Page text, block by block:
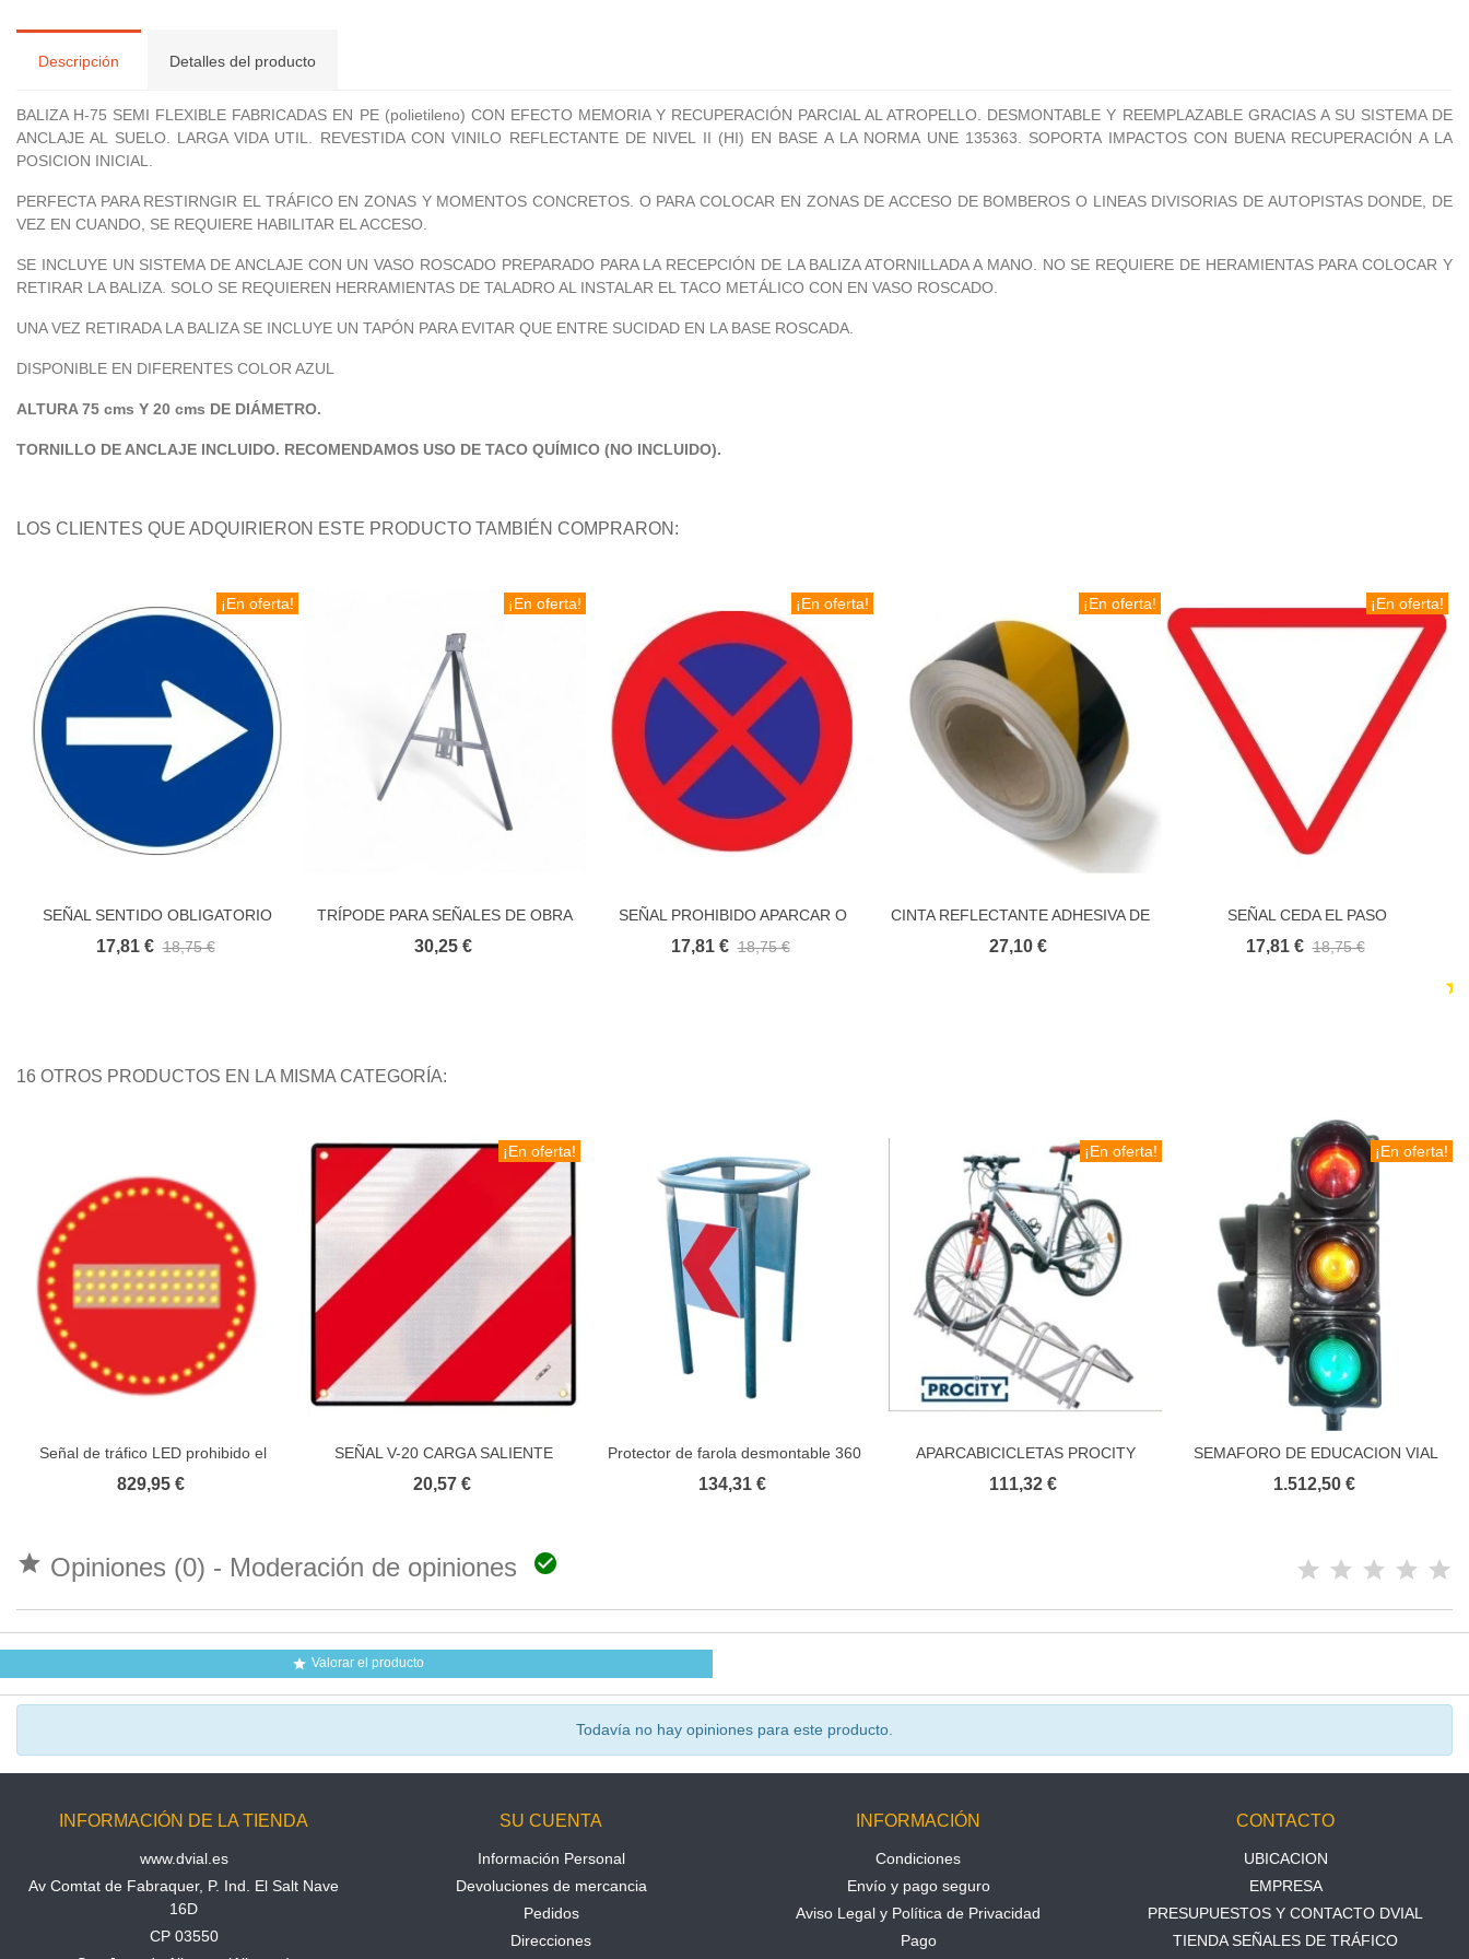
Descripción Detalles del producto
BALIZA H-75 SEMI FLEXIBLE FABRICADAS EN PE (polietileno) CON EFECTO MEMORIA Y RECUPERACIÓN PARCIAL AL ATROPELLO. DESMONTABLE Y REEMPLAZABLE GRACIAS A SU SISTEMA DE
ANCLAJE AL SUELO. LARGA VIDA UTIL. REVESTIDA CON VINILO REFLECTANTE DE NIVEL II (HI) EN BASE A LA NORMA UNE 135363. SOPORTA IMPACTOS CON BUENA RECUPERACIÓN A LA
POSICION INICIAL.
PERFECTA PARA RESTIRNGIR EL TRÁFICO EN ZONAS Y MOMENTOS CONCRETOS. O PARA COLOCAR EN ZONAS DE ACCESO DE BOMBEROS O LINEAS DIVISORIAS DE AUTOPISTAS DONDE, DE
VEZ EN CUANDO, SE REQUIERE HABILITAR EL ACCESO.
SE INCLUYE UN SISTEMA DE ANCLAJE CON UN VASO ROSCADO PREPARADO PARA LA RECEPCIÓN DE LA BALIZA ATORNILLADA A MANO. NO SE REQUIERE DE HERAMIENTAS PARA COLOCAR Y
RETIRAR LA BALIZA. SOLO SE REQUIEREN HERRAMIENTAS DE TALADRO AL INSTALAR EL TACO METÁLICO CON EN VASO ROSCADO.
UNA VEZ RETIRADA LA BALIZA SE INCLUYE UN TAPÓN PARA EVITAR QUE ENTRE SUCIDAD EN LA BASE ROSCADA.
DISPONIBLE EN DIFERENTES COLOR AZUL
ALTURA 75 cms Y 20 cms DE DIÁMETRO.
TORNILLO DE ANCLAJE INCLUIDO. RECOMENDAMOS USO DE TACO QUÍMICO (NO INCLUIDO).
LOS CLIENTES QUE ADQUIRIERON ESTE PRODUCTO TAMBIÉN COMPRARON:
¡En oferta!
Añadir al carrito
SEÑAL SENTIDO OBLIGATORIO
ECONOMICA
17,81 € 18,75 €
¡En oferta!
Añadir al carrito
TRÍPODE PARA SEÑALES DE OBRA
EN CARRETERA
30,25 €
¡En oferta!
Añadir al carrito
SEÑAL PROHIBIDO APARCAR O
PARAR R307 ECONOMICA
17,81 € 18,75 €
¡En oferta!
Añadir al carrito
CINTA REFLECTANTE ADHESIVA DE
SEÑALIZACION
27,10 €
¡En oferta!
Añadir al carrito
SEÑAL CEDA EL PASO
17,81 € 18,75 €
16 OTROS PRODUCTOS EN LA MISMA CATEGORÍA:
Añadir al carrito
Señal de tráfico LED prohibido el
paso
829,95 €
¡En oferta!
Añadir al carrito
SEÑAL V-20 CARGA SALIENTE
HOMOLOGADA
20,57 €
Añadir al carrito
Protector de farola desmontable 360
grados
134,31 €
¡En oferta!
Añadir al carrito
APARCABICICLETAS PROCITY
INFINITE ECONÓMICO
111,32 €
¡En oferta!
Añadir al carrito
SEMAFORO DE EDUCACION VIAL
PREMIUM
1.512,50 €
 Opiniones (0) - Moderación de opiniones 
 Valorar el producto
Todavía no hay opiniones para este producto.
INFORMACIÓN DE LA TIENDA
www.dvial.es
Av Comtat de Fabraquer, P. Ind. El Salt Nave
16D
CP 03550
SU CUENTA
Información Personal
Devoluciones de mercancia
Pedidos
Direcciones
INFORMACIÓN
Condiciones
Envío y pago seguro
Aviso Legal y Política de Privacidad
Pago
CONTACTO
UBICACION
EMPRESA
PRESUPUESTOS Y CONTACTO DVIAL
TIENDA SEÑALES DE TRÁFICO